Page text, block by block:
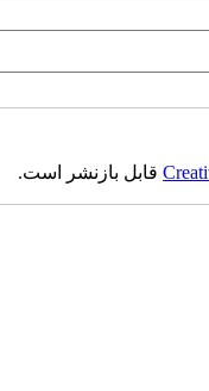
قابل بازنشر است.